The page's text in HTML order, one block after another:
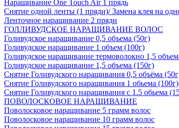
Наращивание One Touch Air 1 прядь
Снятие одной ленты (1 пряди)/ Замена клея на
Ленточное наращивание 2 пряди
ГОЛЛИВУДСКОЕ НАРАЩИВАНИЕ ВОЛОС
Голивудское наращивание 0,5 объема (50г)
Голивудское наращивание 1 объем (100г)
Голивудское наращивание термоволокно 1,5
Голивудское наращивание 1,5 объема (150г)
Снятие Голивудского наращивания 0,5 объёма
Снятие Голивудского наращивания 1 обьема (100г)
Снятие Голивудского наращивания с 1.5 обьема
ПОВОЛОСКОВОЕ НАРАЩИВАНИЕ
Поволосковое наращивание 5 грамм волос
Поволосковое наращивание 10 грамм волос